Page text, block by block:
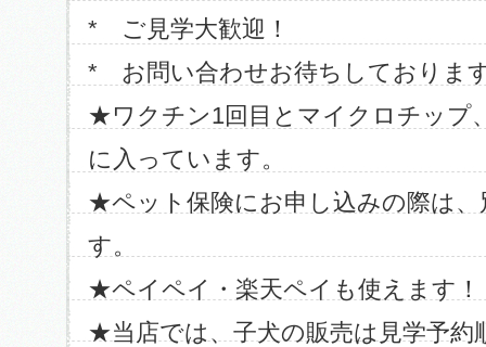
* ご見学大歓迎！
* お問い合わせお待ちしておりま
★ワクチン1回目とマイクロチップ
に入っています。
★ペット保険にお申し込みの際は、
す。
★ペイペイ・楽天ペイも使えます！
★当店では、子犬の販売は見学予約